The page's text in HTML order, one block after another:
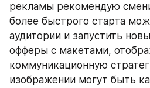
рекламы рекомендую
более быстрого старта
аудитории и запустить
офферы с макетами,
коммуникационную
изображении могут быть